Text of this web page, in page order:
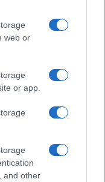
web or
or app.
and other
funkció, amely
megváltoztatja a
róla
S26 egyik legjobb
18 Pro Max!
a One UI 9 lehet az